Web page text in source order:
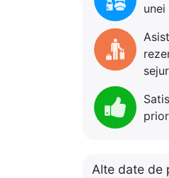
Alte date de